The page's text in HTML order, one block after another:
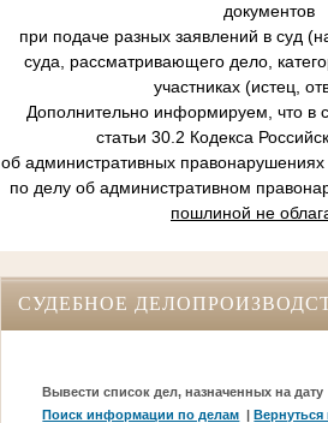
документов
при подаче разных заявлений в суд
суда, рассматривающего дело,
участниках (истец,
Дополнительно информируем, что в
статьи 30.2 Кодекса
об административных
по делу об административном
пошлиной не
СУДЕБНОЕ
Вывести список дел, назначенных на дату
Поиск информации по делам |Вернуться